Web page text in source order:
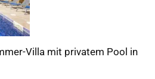
Villa mit privatem Pool in